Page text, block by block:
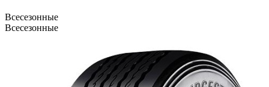
Всесезонные
Всесезонные